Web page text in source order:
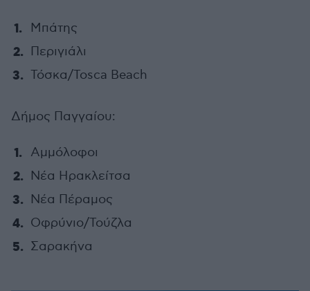
Μπάτης
Περιγιάλι
Τόσκα/Tosca Beach
Δήμος Παγγαίου:
Αμμόλοφοι
Νέα Ηρακλείτσα
Νέα Πέραμος
Οφρύνιο/Τούζλα
Σαρακήνα